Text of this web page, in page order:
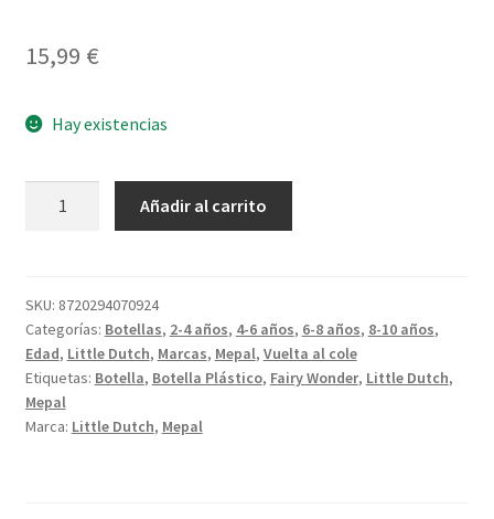
15,99 €
Hay existencias
ml
Fairy
Wonder
cantidad
Añadir al carrito
SKU: 8720294070924
Categorías: Botellas, 2-4 años, 4-6 años, 6-8 años, 8-10 años,
Edad, Little Dutch, Marcas, Mepal, Vuelta al cole
Etiquetas: Botella, Botella Plástico, Fairy Wonder, Little Dutch,
Mepal
Marca: Little Dutch, Mepal